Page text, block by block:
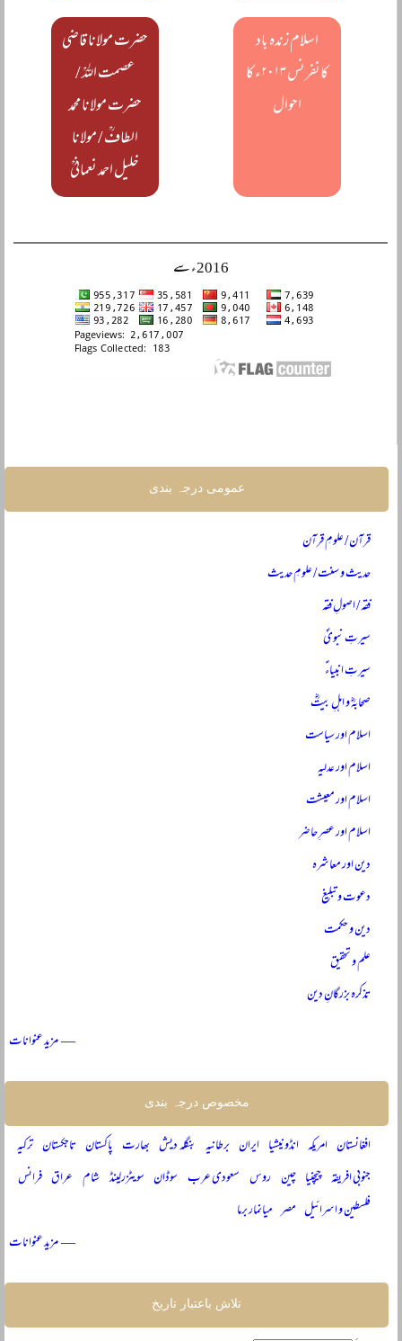
اسلام زندہ باد
کانفرنس ۲۰۱۳ء کا
احوال
حضرت مولانا قاضی
عصمت اللہؒ /
حضرت مولانا محمد
الطافؒ / مولانا
خلیل احمد نعمانیؒ
2016ء سے
عمومی درجہ بندی
قرآن / علومِ قرآن
حدیث و سنت / علومِ حدیث
فقہ / اصولِ فقہ
سیرتِ نبویؐ
سیرتِ انبیاءؑ
صحابہؓ و اہلِ بیتؓ
اسلام اور سیاست
اسلام اور عدلیہ
اسلام اور معیشت
اسلام اور عصرِ حاضر
دین اور معاشرہ
دعوت و تبلیغ
دین و حکمت
علم و تحقیق
تذکرہ بزرگانِ دین
— مزید عنوانات
مخصوص درجہ بندی
افغانستان امریکہ انڈونیشیا ایران برطانیہ بنگلہ دیش بھارت پاکستان تاجکستان ترکیہ
جنوبی افریقہ چیچنیا چین روس سعودی عرب سوڈان سویٹزرلینڈ شام عراق فرانس
فلسطین و اسرائیل مصر میانمار برما
— مزید عنوانات
تلاش باعتبار تاریخ